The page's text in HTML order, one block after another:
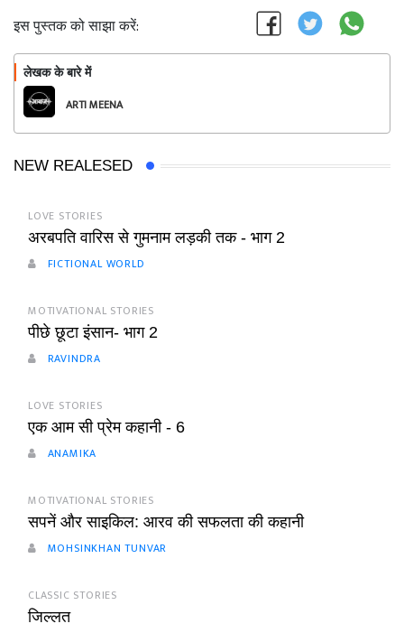
इस पुस्तक को साझा करें:
लेखक के बारे में
ARTI MEENA
NEW REALESED
LOVE STORIES
अरबपति वारिस से गुमनाम लड़की तक - भाग 2
FICTIONAL WORLD
MOTIVATIONAL STORIES
पीछे छूटा इंसान- भाग 2
RAVINDRA
LOVE STORIES
एक आम सी प्रेम कहानी - 6
ANAMIKA
MOTIVATIONAL STORIES
सपनें और साइकिल: आरव की सफलता की कहानी
MOHSINKHAN TUNVAR
CLASSIC STORIES
जिल्लत